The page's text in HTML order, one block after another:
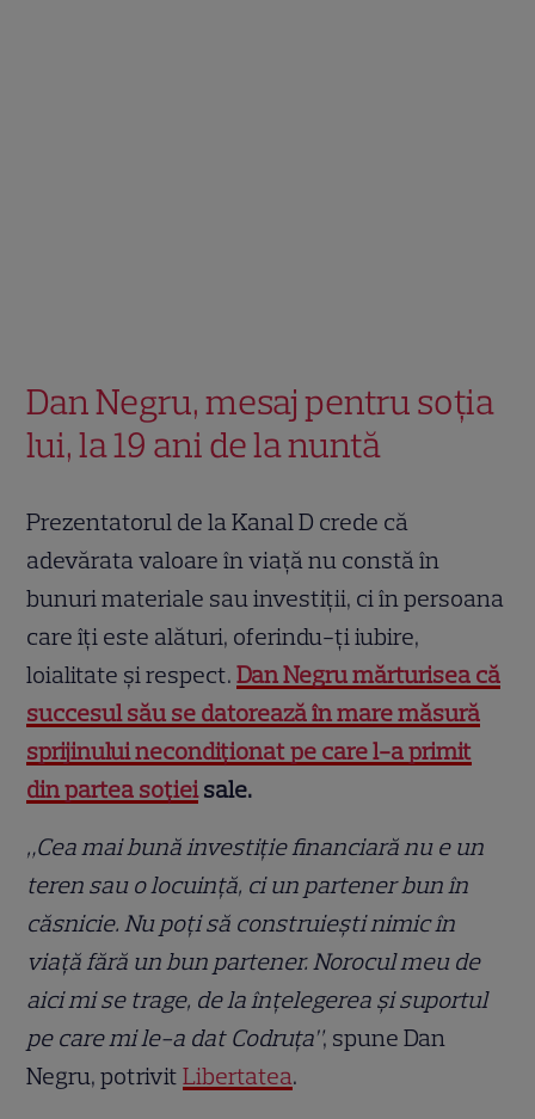
Dan Negru, mesaj pentru soția
lui, la 19 ani de la nuntă
Prezentatorul de la Kanal D crede că
adevărata valoare în viață nu constă în
bunuri materiale sau investiții, ci în persoana
care îți este alături, oferindu-ți iubire,
loialitate și respect.Dan Negru mărturisea că
succesul său se datorează în mare măsură
sprijinului necondiționat pe care l-a primit
din partea soțieisale.
„Cea mai bună investiție financiară nu e un
teren sau o locuință, ci un partener bun în
căsnicie. Nu poți să construiești nimic în
viață fără un bun partener. Norocul meu de
aici mi se trage, de la înțelegerea și suportul
pe care mi le-a dat Codruța”, spune Dan
Negru, potrivitLibertatea.